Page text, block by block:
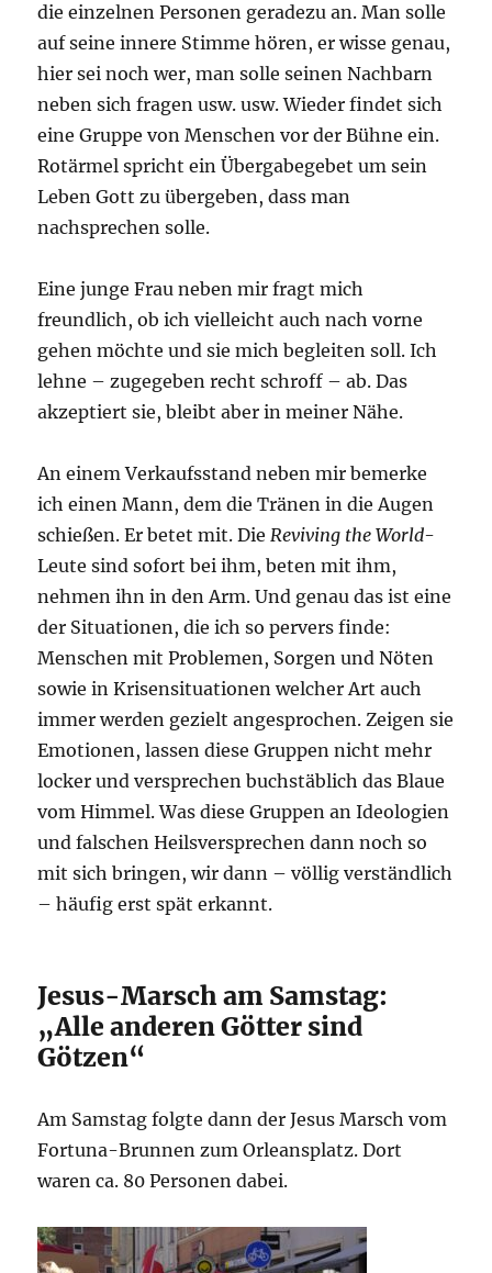
die einzelnen Personen geradezu an. Man solle
auf seine innere Stimme hören, er wisse genau,
hier sei noch wer, man solle seinen Nachbarn
neben sich fragen usw. usw. Wieder findet sich
eine Gruppe von Menschen vor der Bühne ein.
Rotärmel spricht ein Übergabegebet um sein
Leben Gott zu übergeben, dass man
nachsprechen solle.
Eine junge Frau neben mir fragt mich
freundlich, ob ich vielleicht auch nach vorne
gehen möchte und sie mich begleiten soll. Ich
lehne – zugegeben recht schroff – ab. Das
akzeptiert sie, bleibt aber in meiner Nähe.
An einem Verkaufsstand neben mir bemerke
ich einen Mann, dem die Tränen in die Augen
schießen. Er betet mit. Die Reviving the World-
Leute sind sofort bei ihm, beten mit ihm,
nehmen ihn in den Arm. Und genau das ist eine
der Situationen, die ich so pervers finde:
Menschen mit Problemen, Sorgen und Nöten
sowie in Krisensituationen welcher Art auch
immer werden gezielt angesprochen. Zeigen sie
Emotionen, lassen diese Gruppen nicht mehr
locker und versprechen buchstäblich das Blaue
vom Himmel. Was diese Gruppen an Ideologien
und falschen Heilsversprechen dann noch so
mit sich bringen, wir dann – völlig verständlich
– häufig erst spät erkannt.
Jesus-Marsch am Samstag:
„Alle anderen Götter sind
Götzen“
Am Samstag folgte dann der Jesus Marsch vom
Fortuna-Brunnen zum Orleansplatz. Dort
waren ca. 80 Personen dabei.